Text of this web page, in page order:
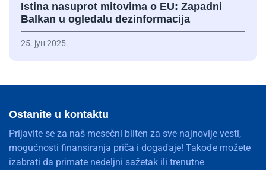
Istina nasuprot mitovima o EU: Zapadni
Balkan u ogledalu dezinformacija
25. јун 2025.
Ostanite u kontaktu
Prijavite se za naš mesečni bilten za sve najnovije vesti,
mogućnosti finansiranja priča i događaje! Takođe možete
izabrati da primate nedeljni sažetak ili trenutne